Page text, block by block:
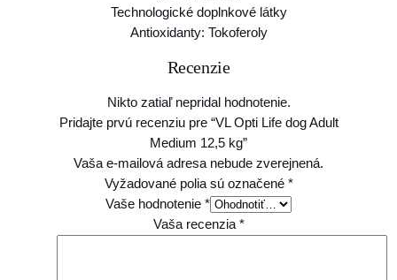
Technologické doplnkové látky
Antioxidanty: Tokoferoly
Recenzie
Nikto zatiaľ nepridal hodnotenie.
Pridajte prvú recenziu pre “VL Opti Life dog Adult
Medium 12,5 kg”
Vaša e-mailová adresa nebude zverejnená.
Vyžadované polia sú označené *
Vaše hodnotenie *
Vaša recenzia *